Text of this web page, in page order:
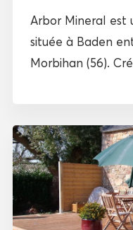
Arbor Mineral est
située à Baden
Morbihan (56).